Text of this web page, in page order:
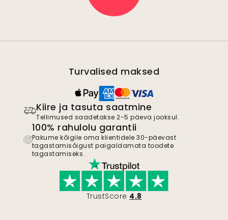
Turvalised maksed
Kiire ja tasuta saatmine
Tellimused saadetakse 2-5 päeva jooksul.
100% rahulolu garantii
Pakume kõigile oma klientidele 30-päevast
tagastamisõigust paigaldamata toodete
tagastamiseks.
TrustScore 4.8